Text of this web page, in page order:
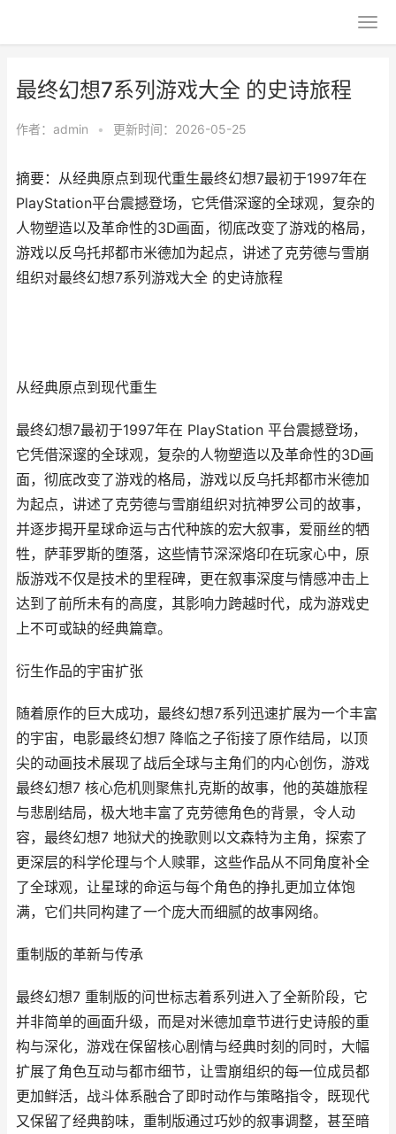
最终幻想7系列游戏大全 的史诗旅程
作者： admin • 更新时间：2026-05-25
摘要：从经典原点到现代重生最终幻想7最初于1997年在
PlayStation平台震撼登场，它凭借深邃的全球观，复杂的
人物塑造以及革命性的3D画面，彻底改变了游戏的格局，
游戏以反乌托邦都市米德加为起点，讲述了克劳德与雪崩
组织对最终幻想7系列游戏大全 的史诗旅程
从经典原点到现代重生
最终幻想7最初于1997年在 PlayStation 平台震撼登场，
它凭借深邃的全球观，复杂的人物塑造以及革命性的3D画
面，彻底改变了游戏的格局，游戏以反乌托邦都市米德加
为起点，讲述了克劳德与雪崩组织对抗神罗公司的故事，
并逐步揭开星球命运与古代种族的宏大叙事，爱丽丝的牺
牲，萨菲罗斯的堕落，这些情节深深烙印在玩家心中，原
版游戏不仅是技术的里程碑，更在叙事深度与情感冲击上
达到了前所未有的高度，其影响力跨越时代，成为游戏史
上不可或缺的经典篇章。
衍生作品的宇宙扩张
随着原作的巨大成功，最终幻想7系列迅速扩展为一个丰富
的宇宙，电影最终幻想7 降临之子衔接了原作结局，以顶
尖的动画技术展现了战后全球与主角们的内心创伤，游戏
最终幻想7 核心危机则聚焦扎克斯的故事，他的英雄旅程
与悲剧结局，极大地丰富了克劳德角色的背景，令人动
容，最终幻想7 地狱犬的挽歌则以文森特为主角，探索了
更深层的科学伦理与个人赎罪，这些作品从不同角度补全
了全球观，让星球的命运与每个角色的挣扎更加立体饱
满，它们共同构建了一个庞大而细腻的故事网络。
重制版的革新与传承
最终幻想7 重制版的问世标志着系列进入了全新阶段，它
并非简单的画面升级，而是对米德加章节进行史诗般的重
构与深化，游戏在保留核心剧情与经典时刻的同时，大幅
扩展了角色互动与都市细节，让雪崩组织的每一位成员都
更加鲜活，战斗体系融合了即时动作与策略指令，既现代
又保留了经典韵味，重制版通过巧妙的叙事调整，甚至暗